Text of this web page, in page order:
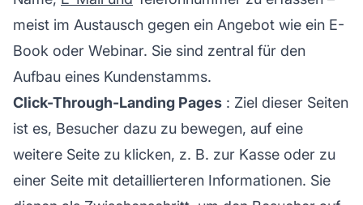
meist im Austausch gegen ein Angebot wie ein E-
Book oder Webinar. Sie sind zentral für den
Aufbau eines Kundenstamms.
Click-Through-Landing Pages : Ziel dieser Seiten
ist es, Besucher dazu zu bewegen, auf eine
weitere Seite zu klicken, z. B. zur Kasse oder zu
einer Seite mit detaillierteren Informationen. Sie